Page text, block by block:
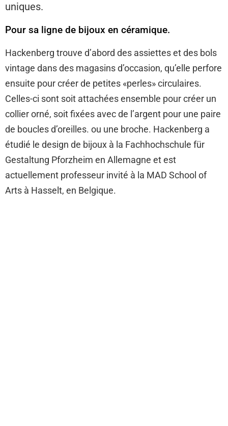
uniques.
Pour sa ligne de bijoux en céramique.
Hackenberg trouve d’abord des assiettes et des bols
vintage dans des magasins d’occasion, qu’elle perfore
ensuite pour créer de petites «perles» circulaires.
Celles-ci sont soit attachées ensemble pour créer un
collier orné, soit fixées avec de l’argent pour une paire
de boucles d’oreilles. ou une broche. Hackenberg a
étudié le design de bijoux à la Fachhochschule für
Gestaltung Pforzheim en Allemagne et est
actuellement professeur invité à la MAD School of
Arts à Hasselt, en Belgique.